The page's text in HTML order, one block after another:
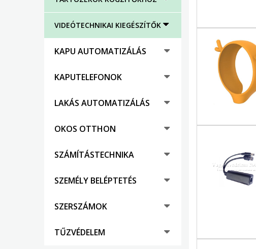
VIDEÓTECHNIKAI KIEGÉSZÍTŐK
KAPU AUTOMATIZÁLÁS
KAPUTELEFONOK
LAKÁS AUTOMATIZÁLÁS
OKOS OTTHON
SZÁMÍTÁSTECHNIKA
SZEMÉLY BELÉPTETÉS
SZERSZÁMOK
TŰZVÉDELEM